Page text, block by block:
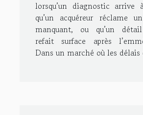
lorsqu’un diagnostic arrive
qu’un acquéreur réclame
manquant, ou qu’un
refait surface après
Dans un marché où les délais